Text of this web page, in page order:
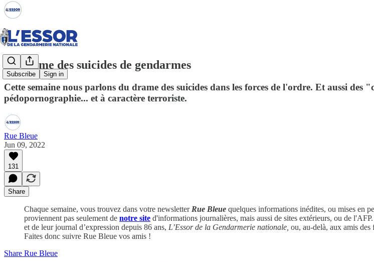
Subscribe Sign in
Le drame des suicides de gendarmes
Cette semaine nous parlons du drame des suicides dans les forces de l'ordre. Et aussi des
pédopornographie... et à caractère terroriste.
Rue Bleue
Jun 09, 2022
131
Share
Chaque semaine, vous trouvez dans votre newsletter Rue Bleue quelques informations inédites, ou mises en
proviennent pas seulement de notre site d'informations journalières, mais aussi de sites extérieurs, ou de
et de leur journal d’expression depuis 86 ans, L’Essor de la Gendarmerie nationale, ou, au-delà, aux amis
Faites donc suivre Rue Bleue vos amis !
Share Rue Bleue